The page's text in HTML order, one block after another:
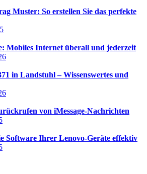
Muster: So erstellen Sie das perfekte
Mobiles Internet überall und jederzeit
in Landstuhl – Wissenswertes und
von iMessage-Nachrichten
Software Ihrer Lenovo-Geräte effektiv